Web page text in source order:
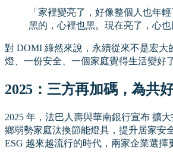
「家裡變亮了，好像整個人也年
黑的，心裡也黑。現在亮了，心也
對 DOMI 綠然來說，永續從來不是宏大
燈、一份安全、一個家庭覺得生活變好了
2025：三方再加碼，為共
2025 年，法巴人壽與華南銀行宣布 擴
鄉弱勢家庭汰換節能燈具，提升居家安
ESG 越來越流行的時代，兩家企業選擇